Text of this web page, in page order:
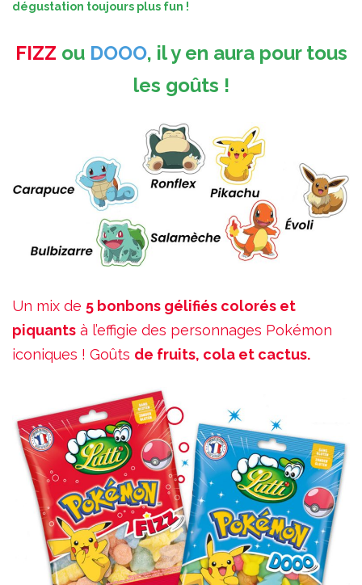
dégustation toujours plus fun !
FIZZ ou DOOO, il y en aura pour tous
les goûts !
Un mix de 5 bonbons gélifiés colorés et
piquants à l’effigie des personnages Pokémon
iconiques ! Goûts de fruits, cola et cactus.